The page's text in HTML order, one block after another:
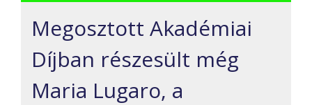
Megosztott Akadémiai
Díjban részesült még
Maria Lugaro, a